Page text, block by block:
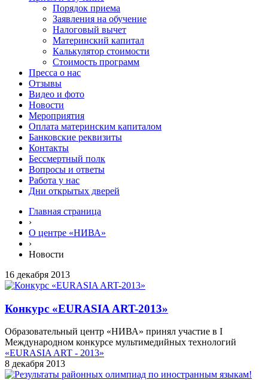
Порядок приема
Заявления на обучение
Налоговый вычет
Материнский капитал
Калькулятор стоимости
Стоимость программ
Пресса о нас
Отзывы
Видео и фото
Новости
Мероприятия
Оплата материнским капиталом
Банковские реквизиты
Контакты
Бессмертный полк
Вопросы и ответы
Работа у нас
Дни открытых дверей
Главная страница
›
О центре «НИВА»
›
Новости
16 декабря 2013
Конкурс «EURASIA ART-2013»
Образовательный центр «НИВА» принял участие в I
Международном конкурсе мультимедийных технологий
«EURASIA ART - 2013»
8 декабря 2013